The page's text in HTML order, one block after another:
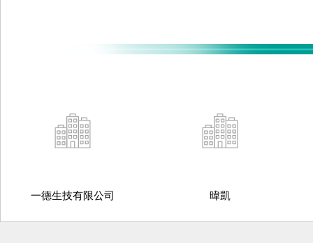
一德生技有限公司 暐凱